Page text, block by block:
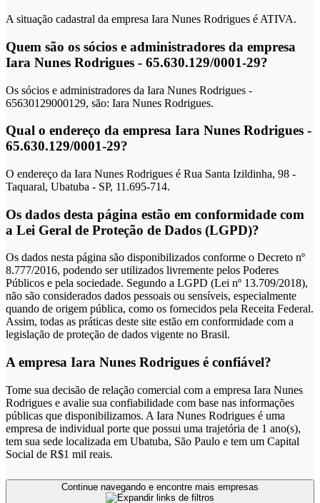
A situação cadastral da empresa Iara Nunes Rodrigues é ATIVA.
Quem são os sócios e administradores da empresa
Iara Nunes Rodrigues - 65.630.129/0001-29?
Os sócios e administradores da Iara Nunes Rodrigues -
65630129000129, são: Iara Nunes Rodrigues.
Qual o endereço da empresa Iara Nunes Rodrigues -
65.630.129/0001-29?
O endereço da Iara Nunes Rodrigues é Rua Santa Izildinha, 98 -
Taquaral, Ubatuba - SP, 11.695-714.
Os dados desta página estão em conformidade com
a Lei Geral de Proteção de Dados (LGPD)?
Os dados nesta página são disponibilizados conforme o Decreto nº
8.777/2016, podendo ser utilizados livremente pelos Poderes
Públicos e pela sociedade. Segundo a LGPD (Lei nº 13.709/2018),
não são considerados dados pessoais ou sensíveis, especialmente
quando de origem pública, como os fornecidos pela Receita Federal.
Assim, todas as práticas deste site estão em conformidade com a
legislação de proteção de dados vigente no Brasil.
A empresa Iara Nunes Rodrigues é confiável?
Tome sua decisão de relação comercial com a empresa Iara Nunes
Rodrigues e avalie sua confiabilidade com base nas informações
públicas que disponibilizamos. A Iara Nunes Rodrigues é uma
empresa de individual porte que possui uma trajetória de 1 ano(s),
tem sua sede localizada em Ubatuba, São Paulo e tem um Capital
Social de R$1 mil reais.